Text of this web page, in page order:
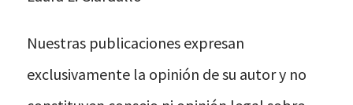
Nuestras publicaciones expresan
exclusivamente la opinión de su autor y no